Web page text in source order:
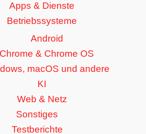
Apps & Dienste
Betriebssysteme
Android
Chrome & Chrome OS
macOS und andere
KI
Web & Netz
Sonstiges
Testberichte